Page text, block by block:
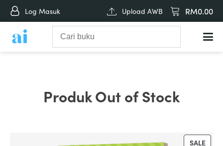
Log Masuk Upload AWB RM0.00
Produk Out of Stock
SALE